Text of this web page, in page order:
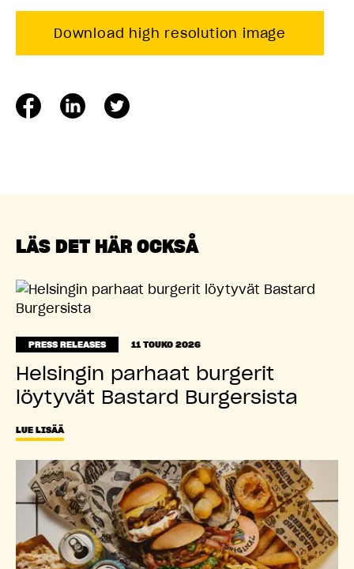
Download high resolution image
LÄS DET HÄR OCKSÅ
PRESS RELEASES 11 TOUKO 2026
Helsingin parhaat burgerit
löytyvät Bastard Burgersista
LUE LISÄÄ